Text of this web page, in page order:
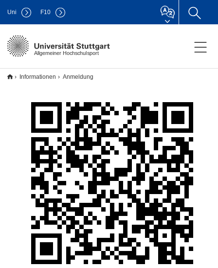
Allgemeiner Hochschulsport
Uni F10
Informationen Anmeldung